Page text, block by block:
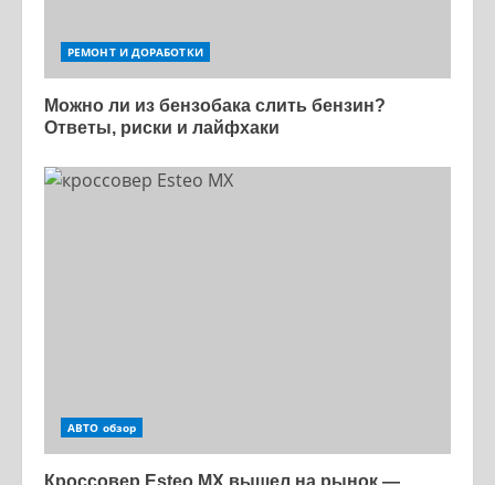
РЕМОНТ И ДОРАБОТКИ
Можно ли из бензобака слить бензин?
Ответы, риски и лайфхаки
АВТО обзор
Кроссовер Esteo MX вышел на рынок —